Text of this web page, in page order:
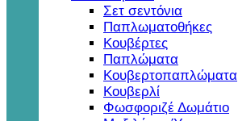
Σετ σεντόνια
Παπλωματοθήκες
Κουβέρτες
Παπλώματα
Κουβερτοπαπλώματα
Κουβερλί
Φωσφοριζέ Δωμάτιο